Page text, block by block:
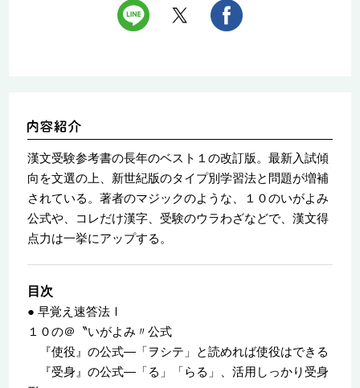
漢文受験参考書の長年のベスト１の改訂版。最新入試傾
向を文選の上、新世紀版のタイプ別学習法と問題が増補
されている。著者のマジックのような、１０のいがよみ
公式や、コレだけ漢字、受験のウラわざなどで、漢文得
点力は一挙にアップする。
目次
● 早覚え速答法Ⅰ
１０の＠〝いがよみ〃公式
『使役』の公式—「ヲシテ」と読めれば使役はできる
『受身』の公式—「る」「らる」、活用しっかり受身